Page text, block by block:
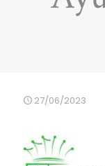
27/06/2023